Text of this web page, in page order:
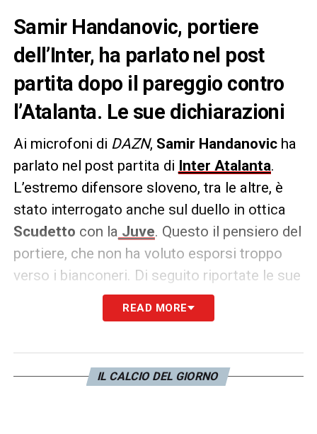
Samir Handanovic, portiere
dell’Inter, ha parlato nel post
partita dopo il pareggio contro
l’Atalanta. Le sue dichiarazioni
Ai microfoni di DAZN, Samir Handanovicha
parlato nel post partita di Inter Atalanta.
L’estremo difensore sloveno, tra le altre, è
stato interrogato anche sul duello in ottica
Scudetto con la Juve. Questo il pensiero del
portiere, che non ha voluto esporsi troppo
verso i bianconeri. Di seguito riportate le sue
noi stessi, la partita di stasera ha dimostrato
che c’è da migliorare».
READ MORE
IL CALCIO DEL GIORNO